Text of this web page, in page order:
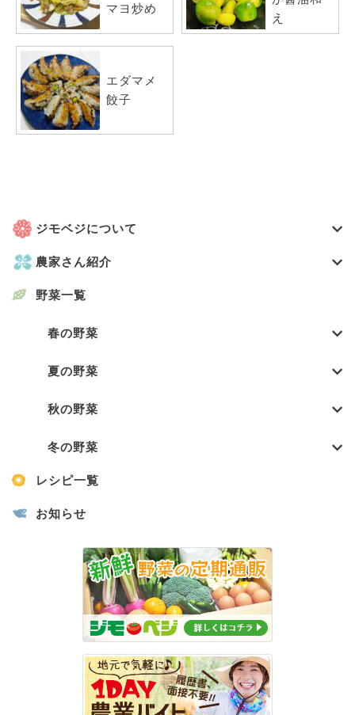
マヨ炒め
え
エダマメ
餃子
ジモベジについて
農家さん紹介
野菜一覧
春の野菜
夏の野菜
秋の野菜
冬の野菜
レシピ一覧
お知らせ